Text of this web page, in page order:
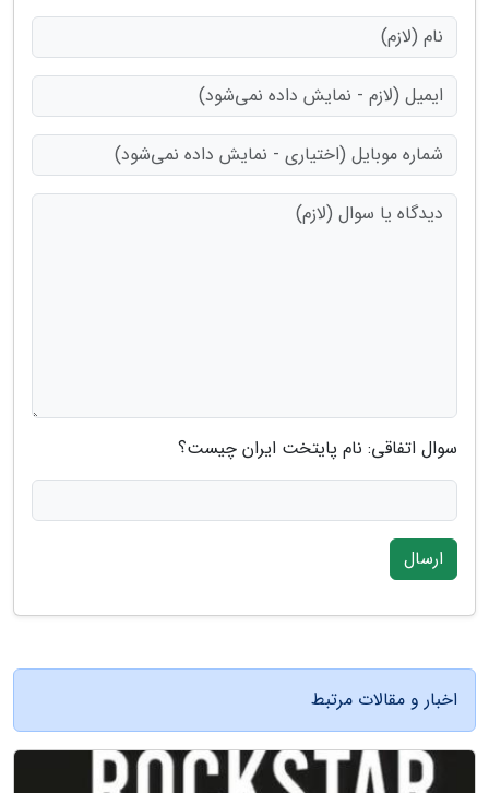
سوال اتفاقی: نام پایتخت ایران چیست؟
ارسال
اخبار و مقالات مرتبط